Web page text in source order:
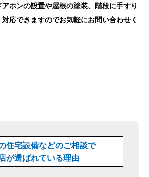
ホンの設置や屋根の塗装、階段に手すり
応できますのでお気軽にお問い合わせく
住宅設備などのご相談で
が選ばれている理由